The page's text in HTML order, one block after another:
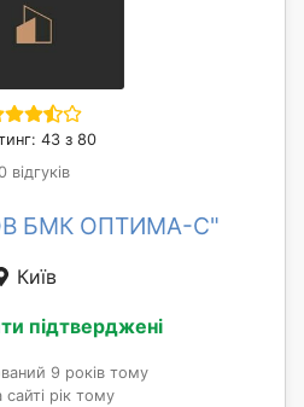
43 з 80
відгуків
БМК ОПТИМА-С"
Київ
підтверджені
9 років тому
сайті рік тому